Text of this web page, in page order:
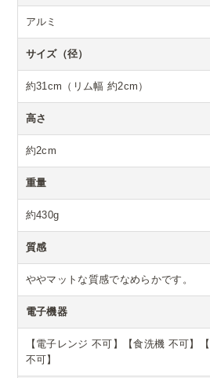
アルミ
サイズ（径）
約31cm（リム幅 約2cm）
高さ
約2cm
重量
約430g
質感
ややマットな質感でなめらかです。
電子機器
【電子レンジ 不可】【食洗機 不可】
不可】